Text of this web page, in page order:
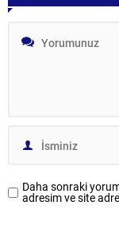
Daha sonraki
adresim ve site